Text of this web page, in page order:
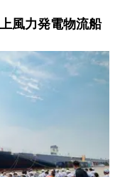
風力発電物流船